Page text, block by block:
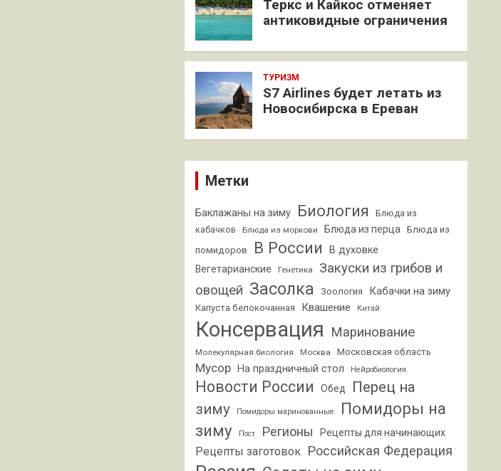
Теркс и Кайкос отменяет
антиковидные ограничения
ТУРИЗМ
S7 Airlines будет летать из
Новосибирска в Ереван
Метки
Баклажаны на зиму Биология
Блюда из
кабачков
Блюда из моркови Блюда из перца
Блюда из
помидоров
В России В духовке
Вегетарианские Генетика
Закуски из грибов и
овощей Засолка Зоология Кабачки на зиму
Капуста белокочанная Квашение Китай
Консервация Маринование
Молекулярная биология Москва Московская область
Мусор На праздничный стол Нейробиология
Новости России Обед
Перец на
зиму
Помидоры маринованные
Помидоры на
зиму
Пост Регионы Рецепты для начинающих
Рецепты заготовок Российская Федерация